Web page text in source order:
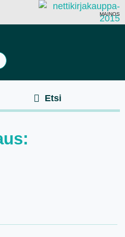
MAINOS